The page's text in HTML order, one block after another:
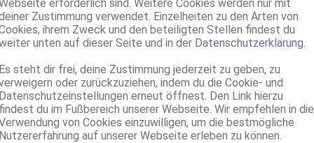
erforderlich sind. Weitere Cookies werden nur mit
Zustimmung verwendet. Einzelheiten zu den Arten von
ihrem Zweck und den beteiligten Stellen findest du
unten auf dieser Seite und in der Datenschutzerklärung.
Es steht dir frei, deine Zustimmung jederzeit zu geben, zu
oder zurückzuziehen, indem du die Cookie- und
Datenschutzeinstellungen erneut öffnest. Den Link hierzu
findest du im Fußbereich unserer Webseite. Wir empfehlen in die
von Cookies einzuwilligen, um die bestmögliche
Nutzererfahrung auf unserer Webseite erleben zu können.
dominant, kein GV, Franz b. Ihr